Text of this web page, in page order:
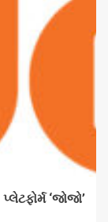
‘જોજો’